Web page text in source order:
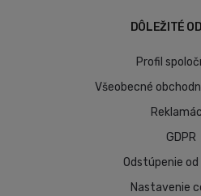
DÔLEŽITÉ
Profil
Všeobecné
GDPR
Odstúpenie
Nastavenie